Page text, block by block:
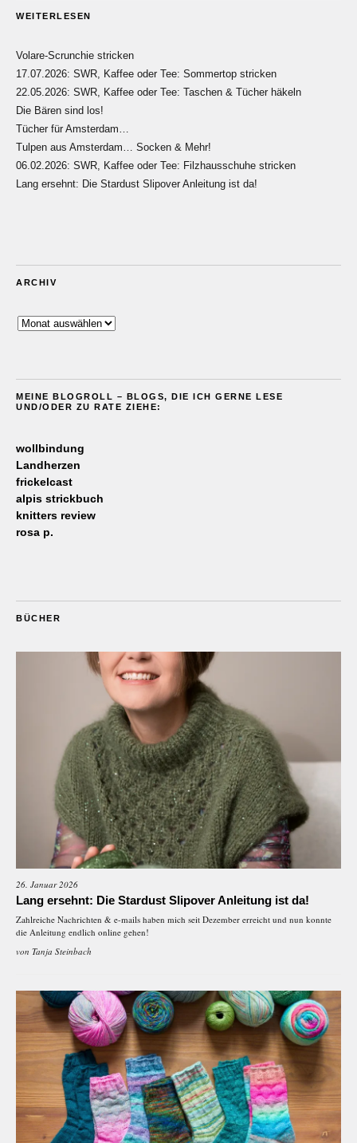
WEITERLESEN
Volare-Scrunchie stricken
17.07.2026: SWR, Kaffee oder Tee: Sommertop stricken
22.05.2026: SWR, Kaffee oder Tee: Taschen & Tücher häkeln
Die Bären sind los!
Tücher für Amsterdam…
Tulpen aus Amsterdam… Socken & Mehr!
06.02.2026: SWR, Kaffee oder Tee: Filzhausschuhe stricken
Lang ersehnt: Die Stardust Slipover Anleitung ist da!
ARCHIV
Archiv
MEINE BLOGROLL – BLOGS, DIE ICH GERNE LESE
UND/ODER ZU RATE ZIEHE:
wollbindung
Landherzen
frickelcast
alpis strickbuch
knitters review
rosa p.
BÜCHER
26. Januar 2026
Lang ersehnt: Die Stardust Slipover Anleitung ist da!
Zahlreiche Nachrichten & e-mails haben mich seit Dezember erreicht und nun konnte
die Anleitung endlich online gehen!
von Tanja Steinbach